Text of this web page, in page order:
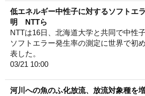
低エネルギー中性子に対するソフトエ
明 NTTら
NTTは16日、北海道大学と共同で中性
ソフトエラー発生率の測定に世界で初
表した。
03/21 10:00
河川への魚のふ化放流、放流対象種を